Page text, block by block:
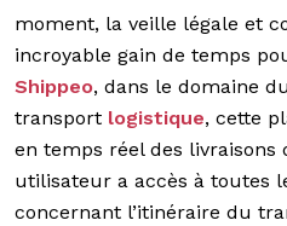
moment, la veille légale et
incroyable gain de temps
Shippeo, dans le domaine du
transport logistique, cette
en temps réel des livraisons
utilisateur a accès à toutes
concernant l’itinéraire du